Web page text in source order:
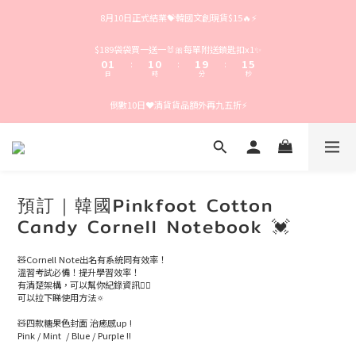
8月10日正式結業💝韓國文創現貨$15🔥⚡️
$189袋袋買一送一🐰🎀每單附送鎖匙扣x1✨
3
1
0
4
2
1
0
日
:
4
2
1
0
3
1
0
時
:
4
2
1
0
9
8
6
5
分
:
4
2
1
0
8
6
5
4
1
秒
倒數10日❤️清貨貨品額外再九五折⚡️
預訂｜韓國Pinkfoot Cotton
Candy Cornell Notebook 💓
🧸Cornell Note出名有系統同有效率！
溫習考試必備！提升學習效率！
有清楚架構，可以幫你紀錄資訊✍🏻
可以拉下睇使用方法🔅
🧸四款糖果色封面 治癒感up !
Pink / Mint  / Blue / Purple !!